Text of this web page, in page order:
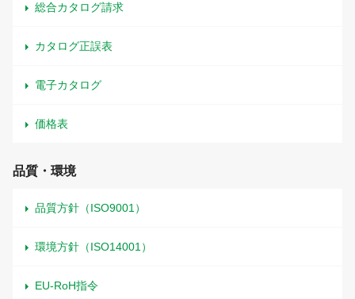
総合カタログ請求
カタログ正誤表
電子カタログ
価格表
品質・環境
品質方針（ISO9001）
環境方針（ISO14001）
EU-RoH指令